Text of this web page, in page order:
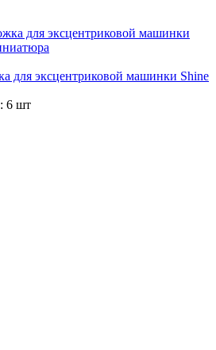
для эксцентриковой машинки Shine
6 шт